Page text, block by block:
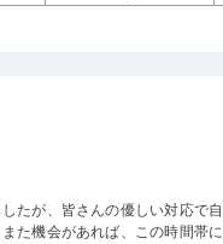
たが、皆さんの優しい対応で
た機会があれば、この時間帯